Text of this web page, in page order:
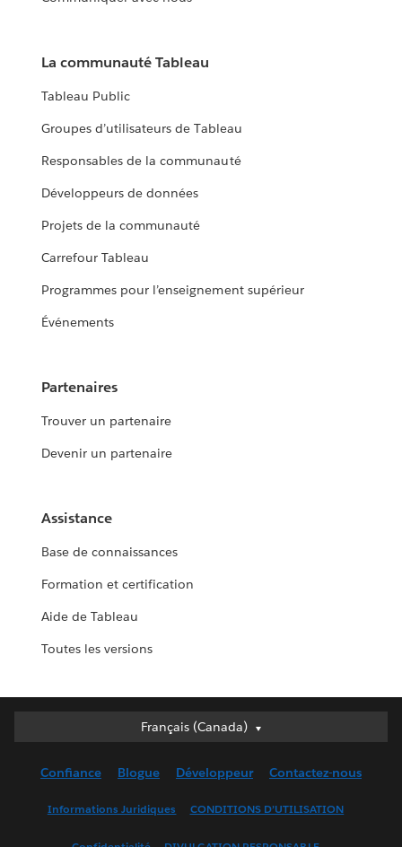
La communauté Tableau
Tableau Public
Groupes d’utilisateurs de Tableau
Responsables de la communauté
Développeurs de données
Projets de la communauté
Carrefour Tableau
Programmes pour l’enseignement supérieur
Événements
Partenaires
Trouver un partenaire
Devenir un partenaire
Assistance
Base de connaissances
Formation et certification
Aide de Tableau
Toutes les versions
Français (Canada)
Français (Canada)
English (UK)
Confiance Blogue Développeur Contactez-nous
Informations Juridiques CONDITIONS D’UTILISATION